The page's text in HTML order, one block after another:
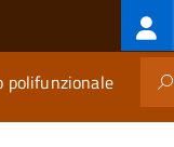
polifunzionale